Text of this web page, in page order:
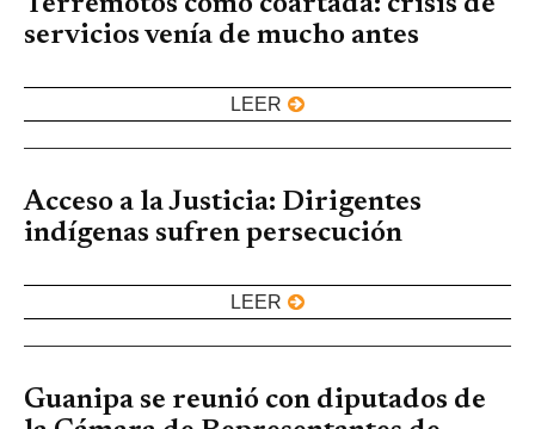
servicios venía de mucho antes
LEER
Acceso a la Justicia: Dirigentes
indígenas sufren persecución
LEER
Guanipa se reunió con diputados de